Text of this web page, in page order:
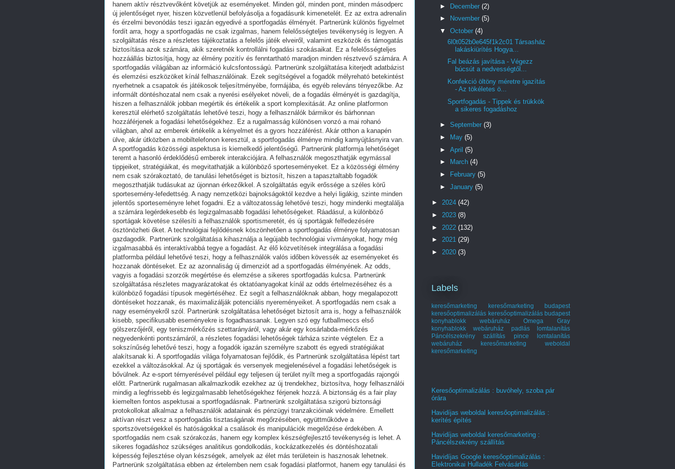
hanem aktív résztvevőként követjük az eseményeket. Minden gól, minden pont, minden másodperc
új jelentőséget nyer, hiszen közvetlenül befolyásolja a fogadásunk kimenetelét. Ez az extra adrenalin
és érzelmi bevonódás teszi igazán egyedivé a sportfogadás élményét. Partnerünk különös figyelmet
fordít arra, hogy a sportfogadás ne csak izgalmas, hanem felelősségteljes tevékenység is legyen. A
szolgáltatás része a részletes tájékoztatás a felelős játék elveiről, valamint eszközök és támogatás
biztosítása azok számára, akik szeretnék kontrollálni fogadási szokásaikat. Ez a felelősségteljes
hozzáállás biztosítja, hogy az élmény pozitív és fenntartható maradjon minden résztvevő számára. A
sportfogadás világában az információ kulcsfontosságú. Partnerünk szolgáltatása kiterjedt adatbázist
és elemzési eszközöket kínál felhasználóinak. Ezek segítségével a fogadók mélyreható betekintést
nyerhetnek a csapatok és játékosok teljesítményébe, formájába, és egyéb releváns tényezőkbe. Az
informált döntéshozatal nem csak a nyerési esélyeket növeli, de a fogadás élményét is gazdagítja,
hiszen a felhasználók jobban megértik és értékelik a sport komplexitását. Az online platformon
keresztül elérhető szolgáltatás lehetővé teszi, hogy a felhasználók bármikor és bárhonnan
hozzáférjenek a fogadási lehetőségekhez. Ez a rugalmasság különösen vonzó a mai rohanó
világban, ahol az emberek értékelik a kényelmet és a gyors hozzáférést. Akár otthon a kanapén
ülve, akár útközben a mobiltelefonon keresztül, a sportfogadás élménye mindig karnyújtásnyira van.
A sportfogadás közösségi aspektusa is kiemelkedő jelentőségű. Partnerünk platformja lehetőséget
teremt a hasonló érdeklődésű emberek interakciójára. A felhasználók megoszthatják egymással
tippjeiket, stratégiáikat, és megvitathatják a különböző sporteseményeket. Ez a közösségi élmény
nem csak szórakoztató, de tanulási lehetőséget is biztosít, hiszen a tapasztaltabb fogadók
megoszthatják tudásukat az újonnan érkezőkkel. A szolgáltatás egyik erőssége a széles körű
sportesemény-lefedettség. A nagy nemzetközi bajnokságoktól kezdve a helyi ligákig, szinte minden
jelentős sporteseményre lehet fogadni. Ez a változatosság lehetővé teszi, hogy mindenki megtalálja
a számára legérdekesebb és legizgalmasabb fogadási lehetőségeket. Ráadásul, a különböző
sportágak követése szélesíti a felhasználók sportismeretét, és új sportágak felfedezésére
ösztönözheti őket. A technológiai fejlődésnek köszönhetően a sportfogadás élménye folyamatosan
gazdagodik. Partnerünk szolgáltatása kihasználja a legújabb technológiai vívmányokat, hogy még
izgalmasabbá és interaktívabbá tegye a fogadást. Az élő közvetítések integrálása a fogadási
platformba például lehetővé teszi, hogy a felhasználók valós időben kövessék az eseményeket és
hozzanak döntéseket. Ez az azonnaliság új dimenziót ad a sportfogadás élményének. Az odds,
vagyis a fogadási szorzók megértése és elemzése a sikeres sportfogadás kulcsa. Partnerünk
szolgáltatása részletes magyarázatokat és oktatóanyagokat kínál az odds értelmezéséhez és a
különböző fogadási típusok megértéséhez. Ez segít a felhasználóknak abban, hogy megalapozott
döntéseket hozzanak, és maximalizálják potenciális nyereményeiket. A sportfogadás nem csak a
nagy eseményekről szól. Partnerünk szolgáltatása lehetőséget biztosít arra is, hogy a felhasználók
kisebb, specifikusabb eseményekre is fogadhassanak. Legyen szó egy futballmeccs első
gólszerzőjéről, egy teniszmérkőzés szettarányáról, vagy akár egy kosárlabda-mérkőzés
negyedenkénti pontszámáról, a részletes fogadási lehetőségek tárháza szinte végtelen. Ez a
sokszínűség lehetővé teszi, hogy a fogadók igazán személyre szabott és egyedi stratégiákat
alakítsanak ki. A sportfogadás világa folyamatosan fejlődik, és Partnerünk szolgáltatása lépést tart
ezekkel a változásokkal. Az új sportágak és versenyek megjelenésével a fogadási lehetőségek is
bővülnek. Az e-sport térnyerésével például egy teljesen új terület nyílt meg a sportfogadás rajongói
előtt. Partnerünk rugalmasan alkalmazkodik ezekhez az új trendekhez, biztosítva, hogy felhasználói
mindig a legfrissebb és legizgalmasabb lehetőségekhez férjenek hozzá. A biztonság és a fair play
kiemelten fontos aspektusai a sportfogadásnak. Partnerünk szolgáltatása szigorú biztonsági
protokollokat alkalmaz a felhasználók adatainak és pénzügyi tranzakcióinak védelmére. Emellett
aktívan részt vesz a sportfogadás tisztaságának megőrzésében, együttműködve a
sportszövetségekkel és hatóságokkal a csalások és manipulációk megelőzése érdekében. A
sportfogadás nem csak szórakozás, hanem egy komplex készségfejlesztő tevékenység is lehet. A
sikeres fogadáshoz szükséges analitikus gondolkodás, kockázatkezelés és döntéshozatali
képesség fejlesztése olyan készségek, amelyek az élet más területein is hasznosak lehetnek.
Partnerünk szolgáltatása ebben az értelemben nem csak fogadási platformot, hanem egy tanulási és
► December (2)
►
November (5)
▼ October (4)
6l0t052b0e645f1k2c01 Társasház
lakáskiürítés Hogya...
Fal beázás javítása - Végezz
búcsút a nedvességtől...
Konfekció öltöny méretre igazítás
- Az tökéletes ö...
Sportfogadás - Tippek és trükkök
a sikeres fogadáshoz
► September (3)
►
May (5)
► April (5)
►
March (4)
►
February (5)
► January (5)
► 2024 (42)
► 2023 (8)
► 2022 (132)
► 2021 (29)
► 2020 (3)
Labels
keresőmarketing
keresőmarketing budapest
keresőoptimalizálás keresőoptimalizálás budapest
konyhablokk webáruház
Omega Gray
konyhablokk webáruház
padlás lomtalanítás
Páncélszekrény szállítás
pince lomtalanítás
webáruház keresőmarketing
weboldal
keresőmarketing
Keresőoptimalizálás : buvóhely, szoba pár
órára
Havidíjas weboldal keresőoptimalizálás :
kerítés építés
Havidíjas weboldal keresőmarketing :
Páncélszekrény szállítás
Havidíjas Google keresőoptimalizálás :
Elektronikai Hulladék Felvásárlás